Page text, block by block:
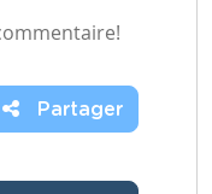
Partager